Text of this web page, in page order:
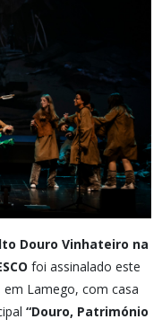
Douro Vinhateiro na
foi assinalado este
Lamego, com casa
“Douro, Património